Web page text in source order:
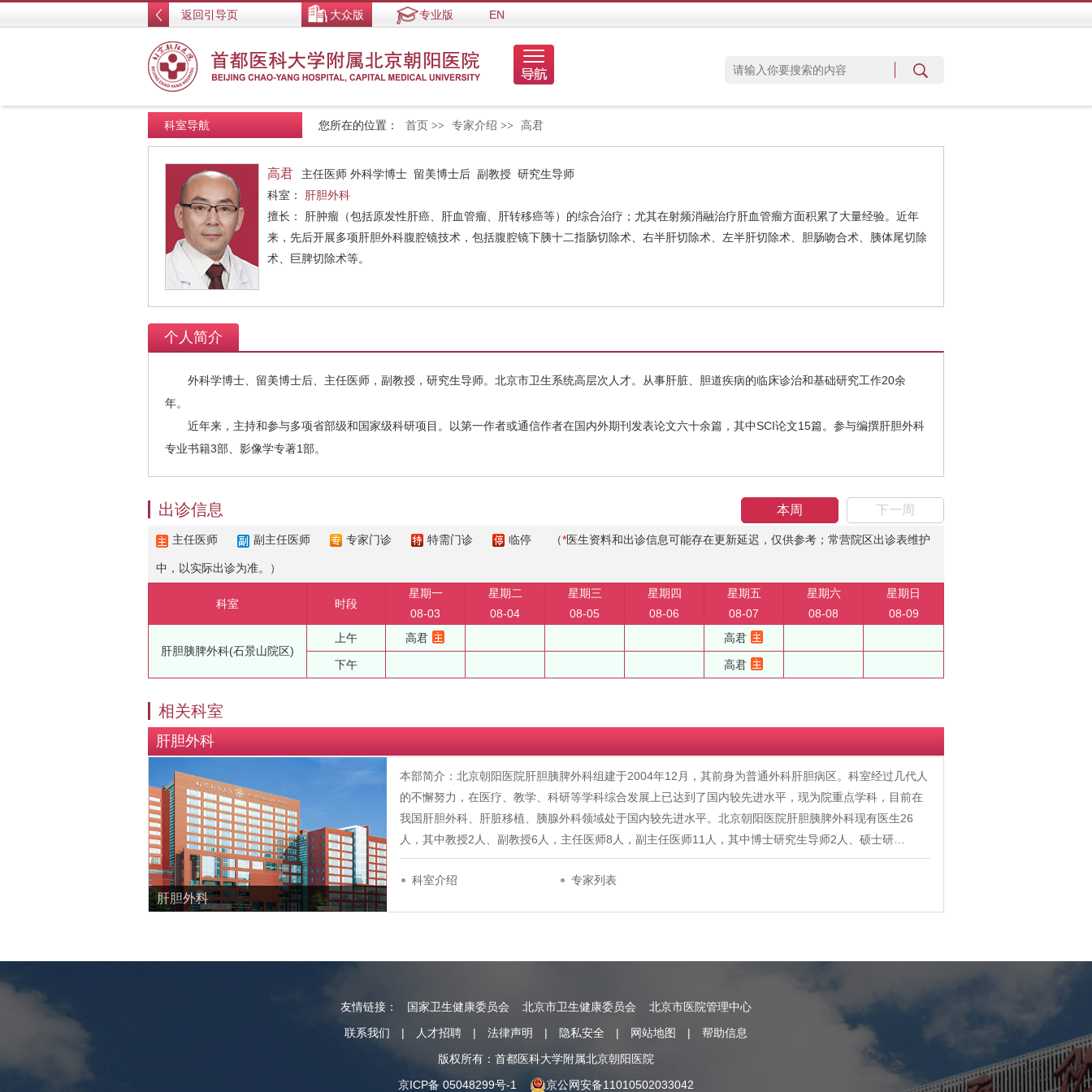
返回引导页 大众版 专业版 EN
您所在的位置： 首页 >> 专家介绍 >> 高君
科室导航
高君
主任医师 外科学博士 留美博士后 副教授 研究生导师
科室：
肝胆外科
擅长： 肝肿瘤（包括原发性肝癌、肝血管瘤、肝转移癌等）的综合治疗；尤其在射频消融治疗肝血管瘤方面积累了大量经验。近年
来，先后开展多项肝胆外科腹腔镜技术，包括腹腔镜下胰十二指肠切除术、右半肝切除术、左半肝切除术、胆肠吻合术、胰体尾切除
术、巨脾切除术等。
个人简介
外科学博士、留美博士后、主任医师，副教授，研究生导师。北京市卫生系统高层次人才。从事肝脏、胆道疾病的临床诊治和基础研究工作20余
年。
近年来，主持和参与多项省部级和国家级科研项目。以第一作者或通信作者在国内外期刊发表论文六十余篇，其中SCI论文15篇。参与编撰肝胆外科
专业书籍3部、影像学专著1部。
本周 下一周
出诊信息
主任医师 副主任医师 专家门诊 特需门诊 临停 （*医生资料和出诊信息可能存在更新延迟，仅供参考；常营院区出诊表维护
中，以实际出诊为准。）
科室 时段
星期一
08-03
星期二
08-04
星期三
08-05
星期四
08-06
星期五
08-07
星期六
08-08
星期日
08-09
肝胆胰脾外科(石景山院区)
上午 高君 高君
下午 高君
相关科室
肝胆外科
肝胆外科
本部简介：北京朝阳医院肝胆胰脾外科组建于2004年12月，其前身为普通外科肝胆病区。科室经过几代人
的不懈努力，在医疗、教学、科研等学科综合发展上已达到了国内较先进水平，现为院重点学科，目前在
我国肝胆外科、肝脏移植、胰腺外科领域处于国内较先进水平。北京朝阳医院肝胆胰脾外科现有医生26
人，其中教授2人、副教授6人，主任医师8人，副主任医师11人，其中博士研究生导师2人、硕士研…
科室介绍 专家列表
友情链接： 国家卫生健康委员会 北京市卫生健康委员会
北京市医院管理中心
联系我们
| 人才招聘 | 法律声明 | 隐私安全 | 网站地图 |
帮助信息
版权所有：首都医科大学附属北京朝阳医院
京ICP备 05048299号-1
京公网安备11010502033042